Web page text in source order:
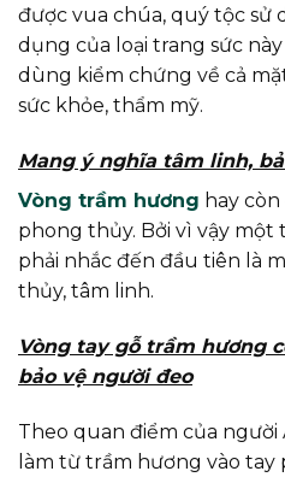
được vua chúa, quý tộc sử
dụng của loại trang sức
dùng kiểm chứng về cả
sức khỏe, thẩm mỹ.
Mang ý nghĩa tâm linh,
Vòng trầm hương hay
phong thủy. Bởi vì vậy
phải nhắc đến đầu tiên là
thủy, tâm linh.
Vòng tay gỗ trầm hương
bảo vệ người đeo
Theo quan điểm của người
làm từ trầm hương vào tay